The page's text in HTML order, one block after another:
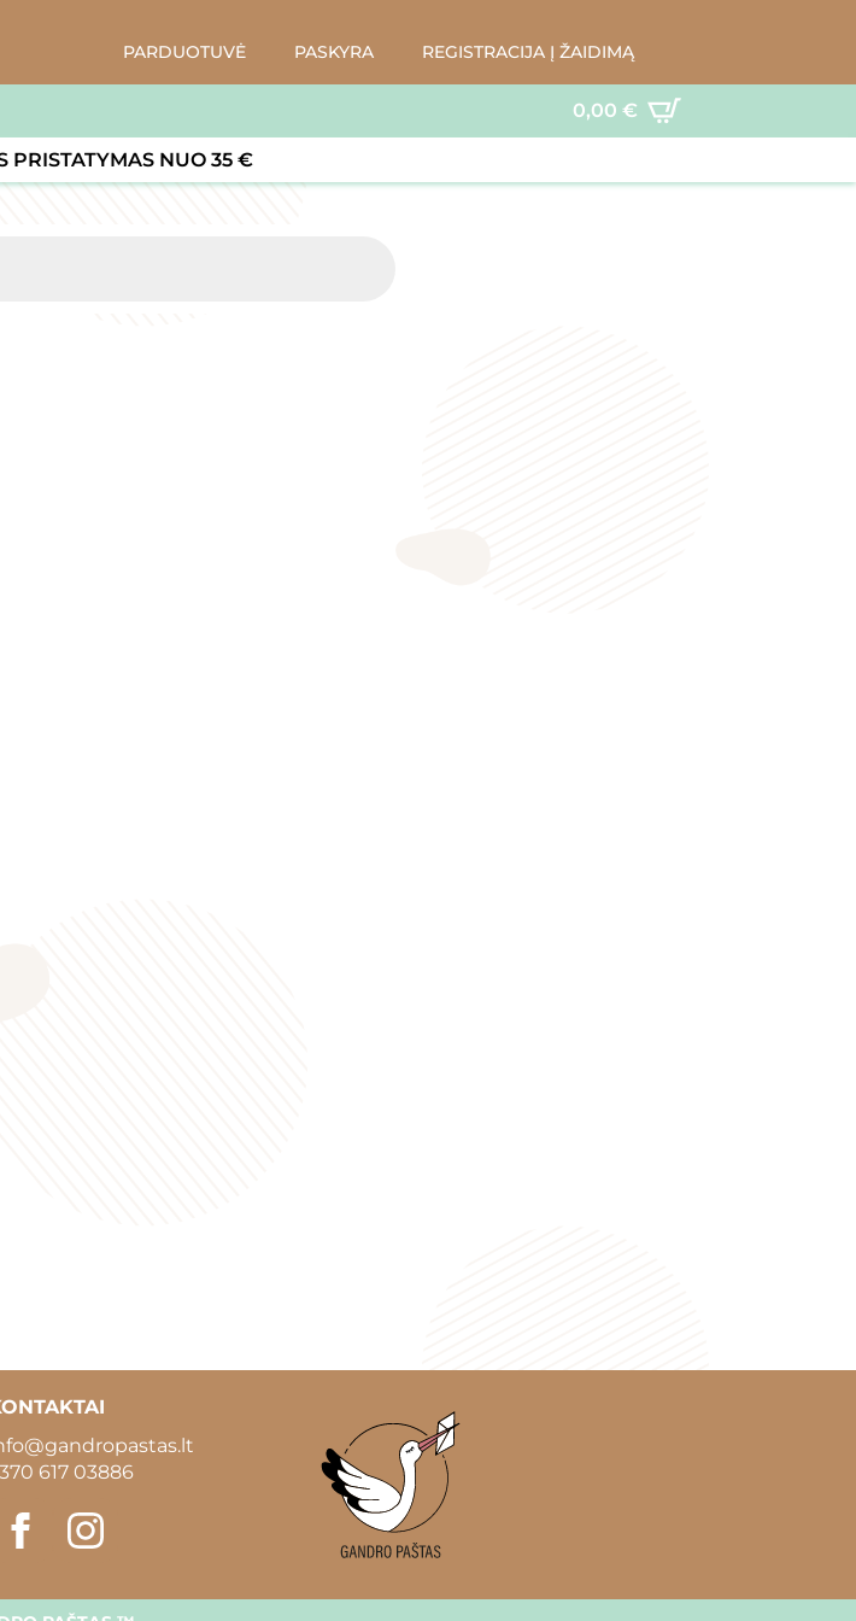
PARDUOTUVĖ PASKYRA REGISTRACIJA Į ŽAIDIMĄ
0,00 €
PRISTATYMAS NUO 35 €
617 03886